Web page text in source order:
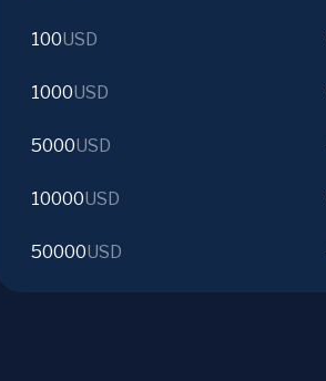
100USD
1000USD
5000USD
10000USD
50000USD